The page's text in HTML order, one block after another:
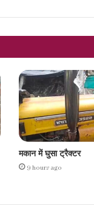
मकान में घुसा ट्रैक्टर
9 hours ago